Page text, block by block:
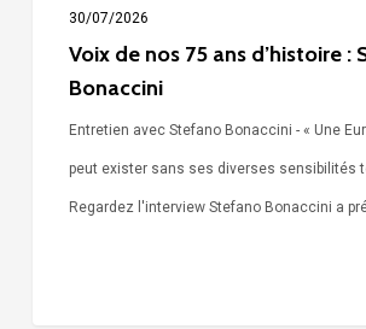
30/07/2026
Voix de nos 75 ans d’histoire :
Bonaccini
Entretien avec Stefano Bonaccini - « Une
peut exister sans ses diverses sensibilités
Regardez l'interview Stefano Bonaccini a